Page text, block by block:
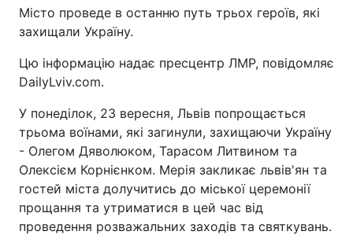
Місто проведе в останню путь трьох героїв, які
захищали Україну.
Цю інформацію надає пресцентр ЛМР, повідомляє
DailyLviv.com.
У понеділок, 23 вересня, Львів попрощається
трьома воїнами, які загинули, захищаючи Україну
- Олегом Дяволюком, Тарасом Литвином та
Олексієм Корнієнком. Мерія закликає львів'ян та
гостей міста долучитись до міської церемонії
прощання та утриматися в цей час від
проведення розважальних заходів та святкувань.